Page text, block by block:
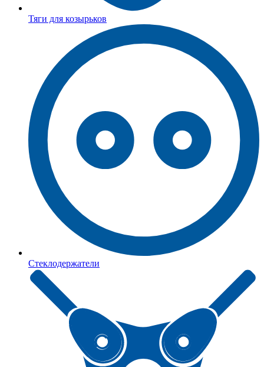
Тяги для козырьков
Стеклодержатели